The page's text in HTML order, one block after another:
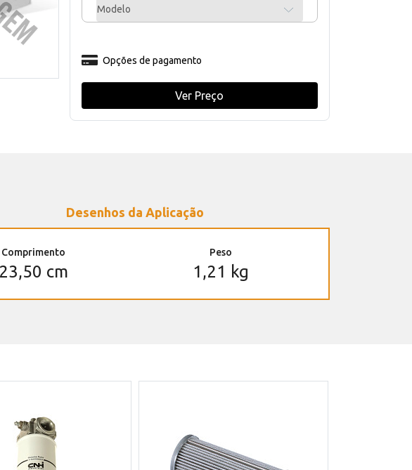
Modelo
Opções de pagamento
Ver Preço
Desenhos da Aplicação
Comprimento
23,50 cm
Peso
1,21 kg